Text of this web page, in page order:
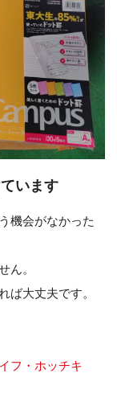
います
機会がなかった
ん。
ば大丈夫です。
フ・ホッチキ